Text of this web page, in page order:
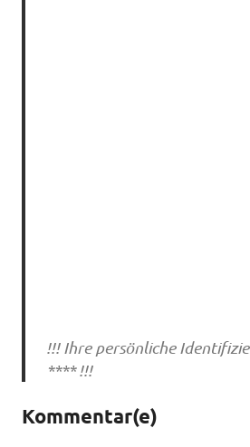
!!! Ihre persönliche
**** !!!
Kommentar(e)